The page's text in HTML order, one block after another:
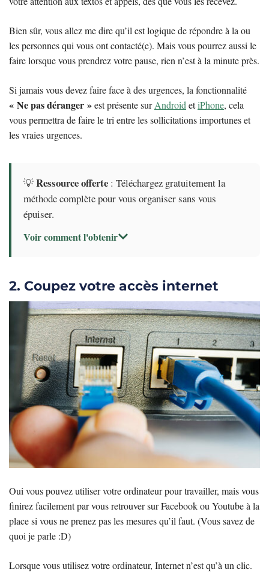
Bien sûr, vous allez me dire qu’il est logique de répondre à la ou
les personnes qui vous ont contacté(e). Mais vous pourrez aussi le
faire lorsque vous prendrez votre pause, rien n’est à la minute près.
Si jamais vous devez faire face à des urgences, la fonctionnalité
« Ne pas déranger »est présente surAndroid etiPhone, cela
vous permettra de faire le tri entre les sollicitations importunes et
les vraies urgences.
💡Ressource offerte : Téléchargez gratuitement la
méthode complète pour vous organiser sans vous
épuiser.
Voir comment l'obtenir
2. Coupez votre accès internet
Oui vous pouvez utiliser votre ordinateur pour travailler, mais vous
finirez facilement par vous retrouver sur Facebook ou Youtube à la
place si vous ne prenez pas les mesures qu’il faut. (Vous savez de
quoi je parle :D)
Lorsque vous utilisez votre ordinateur, Internet n’est qu’à un clic.